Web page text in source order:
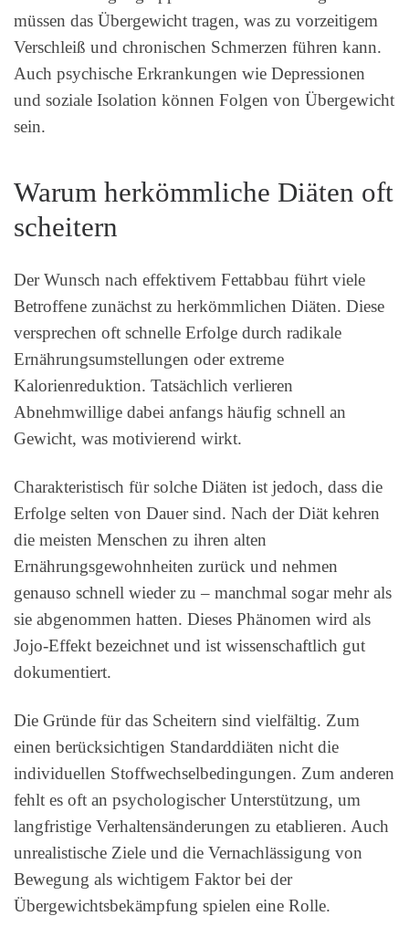
müssen das Übergewicht tragen, was zu vorzeitigem
Verschleiß und chronischen Schmerzen führen kann.
Auch psychische Erkrankungen wie Depressionen
und soziale Isolation können Folgen von Übergewicht
sein.
Warum herkömmliche Diäten oft
scheitern
Der Wunsch nach effektivem Fettabbau führt viele
Betroffene zunächst zu herkömmlichen Diäten. Diese
versprechen oft schnelle Erfolge durch radikale
Ernährungsumstellungen oder extreme
Kalorienreduktion. Tatsächlich verlieren
Abnehmwillige dabei anfangs häufig schnell an
Gewicht, was motivierend wirkt.
Charakteristisch für solche Diäten ist jedoch, dass die
Erfolge selten von Dauer sind. Nach der Diät kehren
die meisten Menschen zu ihren alten
Ernährungsgewohnheiten zurück und nehmen
genauso schnell wieder zu – manchmal sogar mehr als
sie abgenommen hatten. Dieses Phänomen wird als
Jojo-Effekt bezeichnet und ist wissenschaftlich gut
dokumentiert.
Die Gründe für das Scheitern sind vielfältig. Zum
einen berücksichtigen Standarddiäten nicht die
individuellen Stoffwechselbedingungen. Zum anderen
fehlt es oft an psychologischer Unterstützung, um
langfristige Verhaltensänderungen zu etablieren. Auch
unrealistische Ziele und die Vernachlässigung von
Bewegung als wichtigem Faktor bei der
Übergewichtsbekämpfung spielen eine Rolle.